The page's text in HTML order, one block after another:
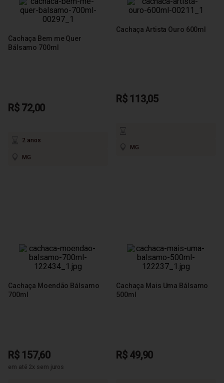
Cachaça Bem me Quer
Bálsamo 700ml
R$ 72,00
2 anos
MG
Cachaça Artista Ouro 600ml
R$ 113,05
MG
Cachaça Moendão Bálsamo
700ml
R$ 157,60
em até 2x sem juros
Cachaça Mais Uma Bálsamo
500ml
R$ 49,90